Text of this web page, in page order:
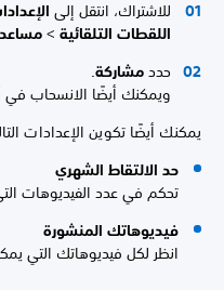
للاشتراك، انتقل إلى
اللقطات التلقائية >
حدد مشاركة.
ويمكنك أيضًا الانسحاب
يمكنك أيضًا تكوين الإعدادات
حد الالتقاط الشهري
تحكم في عدد الفيديوهات
فيديوهاتك المنشورة
انظر لكل فيديوهاتك التي